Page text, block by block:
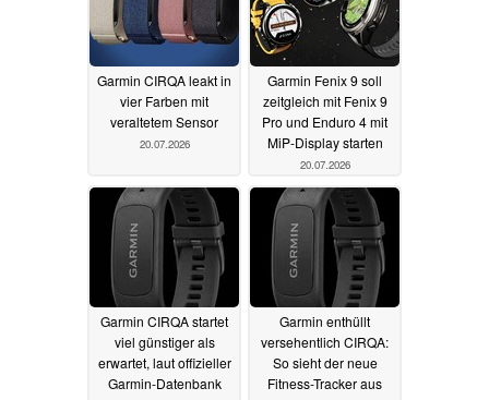
Garmin CIRQA leakt in
vier Farben mit
veraltetem Sensor
20.07.2026
Garmin Fenix 9 soll
zeitgleich mit Fenix 9
Pro und Enduro 4 mit
MiP-Display starten
20.07.2026
Garmin CIRQA startet
viel günstiger als
erwartet, laut offizieller
Garmin-Datenbank
Garmin enthüllt
versehentlich CIRQA:
So sieht der neue
Fitness-Tracker aus